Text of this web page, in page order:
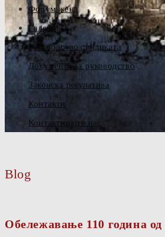
Форум жена
Галерија
Руководство синдиката
Документа за руководство
Законска регулатива
Контакти
Контактирајте нас
Blog
Обележавање 110 година